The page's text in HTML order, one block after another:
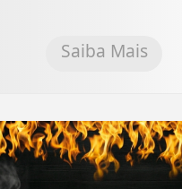
Saiba Mais